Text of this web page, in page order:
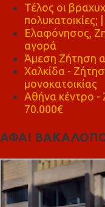
Τέλος οι
Ελαφόνησος,
αγορά
Άμεση Ζήτηση
Χαλκίδα -
μονοκατοικίας
Αθήνα κέντρο -
70.000€
ΑΦΑΙ